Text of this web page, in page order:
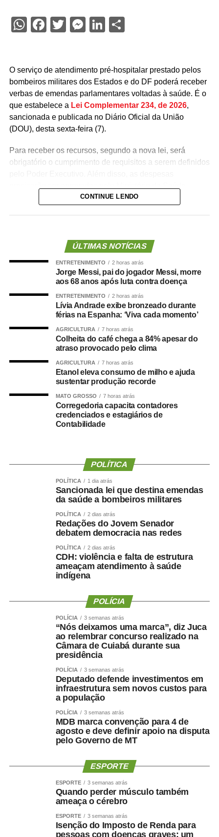
WhatsApp
Facebook
Twitter
Messenger
LinkedIn
Share
O serviço de atendimento pré-hospitalar prestado pelos
bombeiros militares dos Estados e do DF poderá receber
verbas de emendas parlamentares voltadas à saúde. É o
que estabelece a Lei Complementar 234, de 2026,
sancionada e publicada no Diário Oficial da União
(DOU), desta sexta-feira (7).
Para receber os recursos, segundo a nova lei, será
obrigatório o cumprimento de requisitos a serem definidos
A lei proíbe o uso dessas emendas para pagamento de
não seja relativo ao atendimento pré-hospitalar.
Com origem noProjeto de Lei Complementar (PLP)
, de autoria do deputado Guilherme Derrite (PP-
aprovada no Senado em julho
ano, com parecer favorável do senador Nelsinho Trad
Agência Senado (Reprodução autorizada mediante
citação da Agência Senado)
Agência Senado
COMENTE ABAIXO:
WhatsApp
Facebook
Twitter
Messenger
LinkedIn
Share
CONTINUE LENDO
ÚLTIMAS NOTÍCIAS
ENTRETENIMENTO 2 horas atrás
Jorge Messi, pai do jogador Messi, morre
aos 68 anos após luta contra doença
ENTRETENIMENTO 2 horas atrás
Lívia Andrade exibe bronzeado durante
férias na Espanha: ‘Viva cada momento’
AGRICULTURA 7 horas atrás
Colheita do café chega a 84% apesar do
atraso provocado pelo clima
AGRICULTURA 7 horas atrás
Etanol eleva consumo de milho e ajuda
sustentar produção recorde
MATO GROSSO 7 horas atrás
Corregedoria capacita contadores
credenciados e estagiários de
Contabilidade
POLÍTICA
POLÍTICA 1 dia atrás
Sancionada lei que destina emendas
da saúde a bombeiros militares
POLÍTICA 2 dias atrás
Redações do Jovem Senador
debatem democracia nas redes
POLÍTICA 2 dias atrás
CDH: violência e falta de estrutura
ameaçam atendimento à saúde
indígena
POLÍCIA
POLÍCIA 3 semanas atrás
“Nós deixamos uma marca”, diz Juca
ao relembrar concurso realizado na
Câmara de Cuiabá durante sua
presidência
POLÍCIA 3 semanas atrás
Deputado defende investimentos em
infraestrutura sem novos custos para
a população
POLÍCIA 3 semanas atrás
MDB marca convenção para 4 de
agosto e deve definir apoio na disputa
pelo Governo de MT
ESPORTE
ESPORTE 3 semanas atrás
Quando perder músculo também
ameaça o cérebro
ESPORTE 3 semanas atrás
Isenção do Imposto de Renda para
pessoas com doenças graves: um